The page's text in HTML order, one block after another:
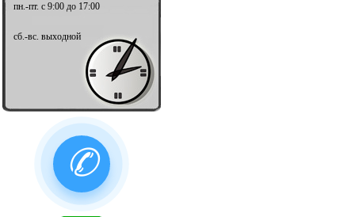
пн.-пт. с 9:00 до 17:00
сб.-вс. выходной
✆